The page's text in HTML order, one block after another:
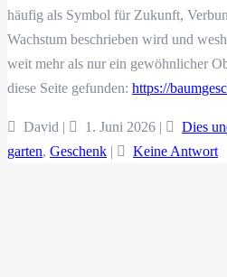
häufig als Symbol für Zukunft,
Wachstum beschrieben wird und
weit mehr als nur ein gewöhnlicher
diese Seite gefunden: https://
David | 1. Juni 2026 | Dies
garten, Geschenk | Keine Antwort